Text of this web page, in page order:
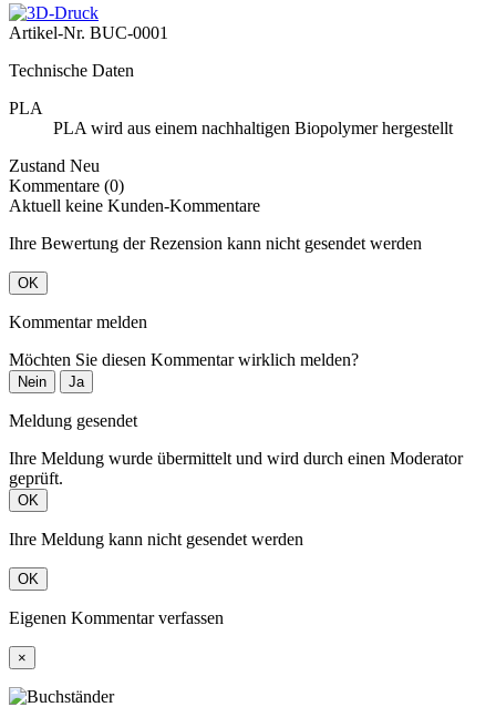
Artikel-Nr. BUC-0001
Technische Daten
PLA
PLA wird aus einem nachhaltigen Biopolymer hergestellt
Zustand Neu
Kommentare (0)
Aktuell keine Kunden-Kommentare
Ihre Bewertung der Rezension kann nicht gesendet werden
OK
Kommentar melden
Möchten Sie diesen Kommentar wirklich melden?
Nein Ja
Meldung gesendet
Ihre Meldung wurde übermittelt und wird durch einen Moderator
geprüft.
OK
Ihre Meldung kann nicht gesendet werden
OK
Eigenen Kommentar verfassen
×